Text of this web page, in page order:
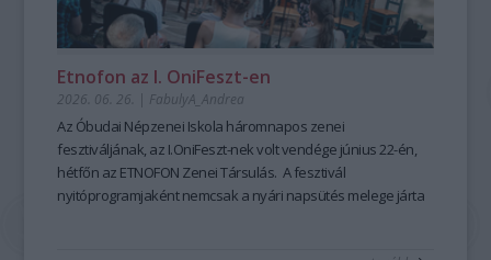
szakmai és gyakorlati tudást a szövegfolklór tanulásáról és
tanításának módszertanáról.
Évi
a
Hagyományok
Házában
-
Etnofon az I. OniFeszt-en
2026. 06. 26. | FabulyA_Andrea
Az Óbudai Népzenei Iskola háromnapos zenei
fesztiváljának, az I.OniFeszt-nek volt vendége június 22-én,
hétfőn az ETNOFON Zenei Társulás. A fesztivál
nyitóprogramjaként nemcsak a nyári napsütés melege járta